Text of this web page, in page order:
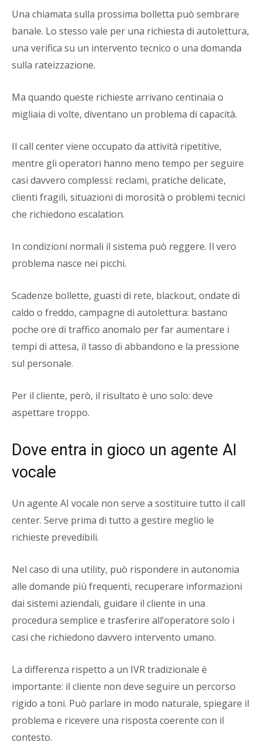
Una chiamata sulla prossima bolletta può sembrare
banale. Lo stesso vale per una richiesta di autolettura,
una verifica su un intervento tecnico o una domanda
sulla rateizzazione.
Ma quando queste richieste arrivano centinaia o
migliaia di volte, diventano un problema di capacità.
Il call center viene occupato da attività ripetitive,
mentre gli operatori hanno meno tempo per seguire
casi davvero complessi: reclami, pratiche delicate,
clienti fragili, situazioni di morosità o problemi tecnici
che richiedono escalation.
In condizioni normali il sistema può reggere. Il vero
problema nasce nei picchi.
Scadenze bollette, guasti di rete, blackout, ondate di
caldo o freddo, campagne di autolettura: bastano
poche ore di traffico anomalo per far aumentare i
tempi di attesa, il tasso di abbandono e la pressione
sul personale.
Per il cliente, però, il risultato è uno solo: deve
aspettare troppo.
Dove entra in gioco un agente AI
vocale
Un agente AI vocale non serve a sostituire tutto il call
center. Serve prima di tutto a gestire meglio le
richieste prevedibili.
Nel caso di una utility, può rispondere in autonomia
alle domande più frequenti, recuperare informazioni
dai sistemi aziendali, guidare il cliente in una
procedura semplice e trasferire all’operatore solo i
casi che richiedono davvero intervento umano.
La differenza rispetto a un IVR tradizionale è
importante: il cliente non deve seguire un percorso
rigido a toni. Può parlare in modo naturale, spiegare il
problema e ricevere una risposta coerente con il
contesto.